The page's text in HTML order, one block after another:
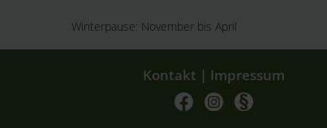
Winterpause: November bis April
Kontakt | Impressum